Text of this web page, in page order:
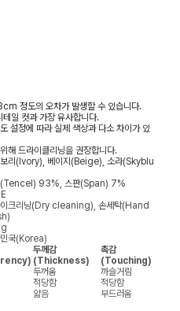
정도의 오차가 발생할 수 있습니다.
일 컷과 가장 유사합니다.
설정에 따라 실제 색상과 다소 차이가 있
해 드라이클리닝을 권장합니다.
보리(Ivory), 베이지(Beige), 소라(Skyblu
(Tencel) 93%, 스판(Span) 7%
이크리닝(Dry cleaning), 손세탁(Hand
국(Korea)
두께감
(Thickness)
촉감
(Touching)
두꺼움
까슬거림
적당함
적당함
얇음
부드러움